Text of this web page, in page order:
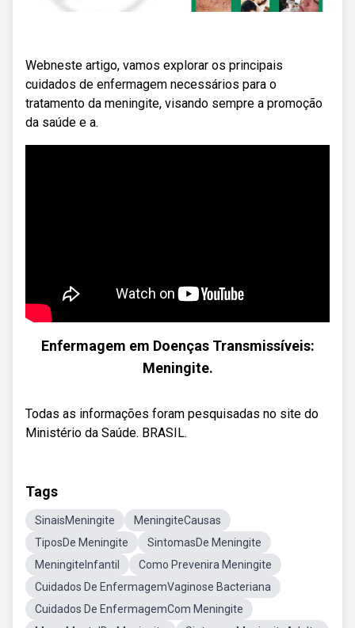
Webneste artigo, vamos explorar os principais
cuidados de enfermagem necessários para o
tratamento da meningite, visando sempre a promoção
da saúde e a.
Enfermagem em Doenças Transmissíveis:
Meningite.
Todas as informações foram pesquisadas no site do
Ministério da Saúde. BRASIL.
Tags
SinaisMeningite
MeningiteCausas
TiposDe Meningite
SintomasDe Meningite
MeningiteInfantil
Como Prevenira Meningite
Cuidados De EnfermagemVaginose Bacteriana
Cuidados De EnfermagemCom Meningite